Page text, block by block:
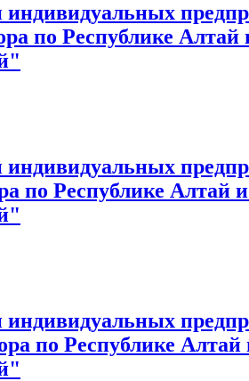
по Республике
по Республике
по Республике